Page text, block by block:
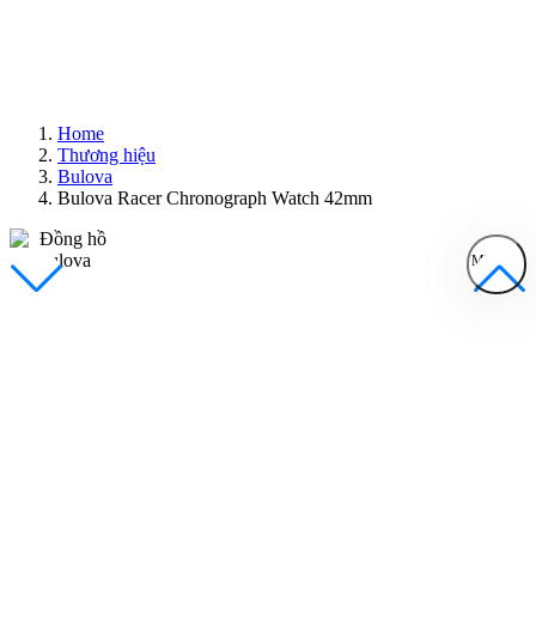
Home
Thương hiệu
Bulova
Bulova Racer Chronograph Watch 42mm
MENU
Đồng Hồ Nam